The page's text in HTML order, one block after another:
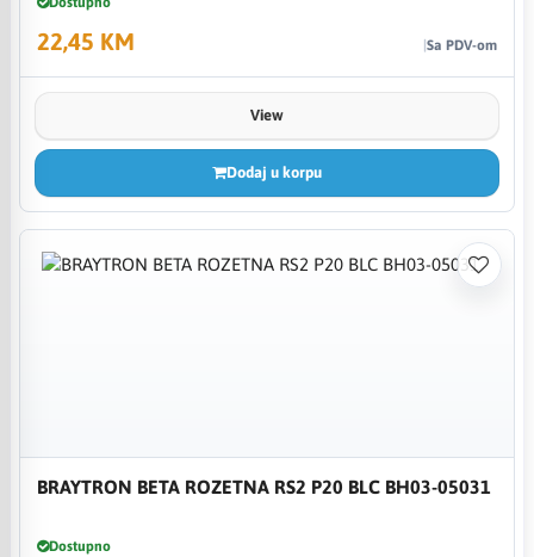
22,45 KM Sa PDV-om
View
Dodaj u korpu
BRAYTRON BETA ROZETNA RS2 P20 BLC BH03-05031
Dostupno